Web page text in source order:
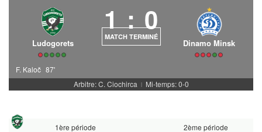
Ludogorets
1 : 0
MATCH TERMINÉ
Dinamo Minsk
F. Kaloč 87'
Arbitre: C. Ciochirca
| Mi-temps: 0-0
1ère période 2ème période